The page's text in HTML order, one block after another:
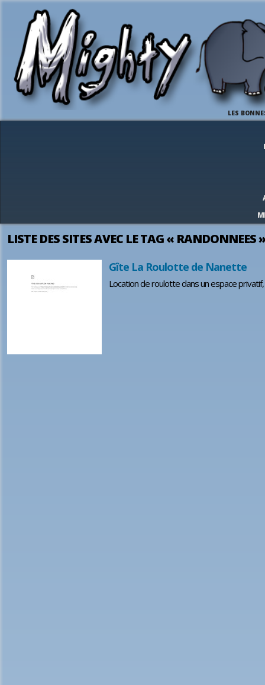
LES
LISTE DES SITES AVEC LE TAG « RANDONNEES »
Gîte La Roulotte de Nanette
Location de roulotte dans un espace